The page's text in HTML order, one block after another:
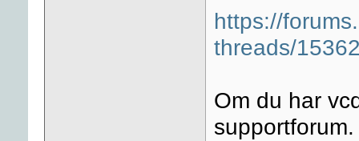
https://
threads/
Om du har
supportforum.